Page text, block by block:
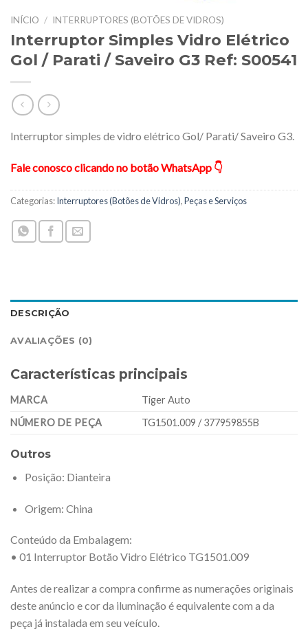
INÍCIO / INTERRUPTORES (BOTÕES DE VIDROS)
Interruptor Simples Vidro Elétrico
Gol / Parati / Saveiro G3 Ref: S00541
Interruptor simples de vidro elétrico Gol/ Parati/ Saveiro G3.
Fale conosco clicando no botão WhatsApp 👇
Categorias:Interruptores (Botões de Vidros),Peças e Serviços
DESCRIÇÃO
AVALIAÇÕES (0)
Características principais
MARCA
Tiger Auto
NÚMERO DE PEÇA
TG1501.009 / 377959855B
Outros
Posição: Dianteira
Origem: China
Conteúdo da Embalagem:
• 01 Interruptor Botão Vidro Elétrico TG1501.009
Antes de realizar a compra confirme as numerações originais
deste anúncio e cor da iluminação é equivalente com a da
peça já instalada em seu veículo.